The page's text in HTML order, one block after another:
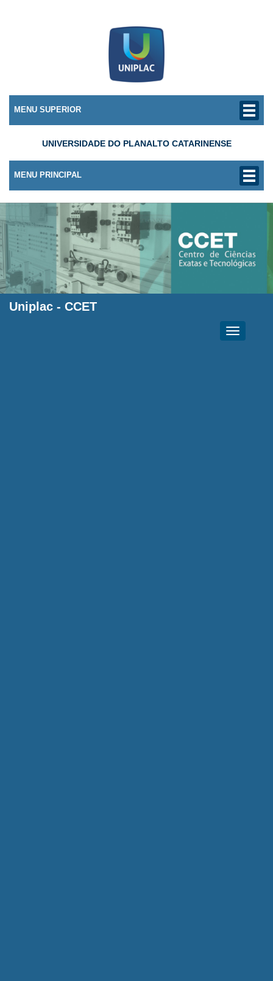
MENU SUPERIOR
UNIVERSIDADE DO PLANALTO CATARINENSE
MENU PRINCIPAL
Uniplac - CCET
Toggle
navigation